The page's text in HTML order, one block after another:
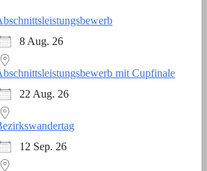
8 Aug. 26
mit Cupfinale
22 Aug. 26
12 Sep. 26